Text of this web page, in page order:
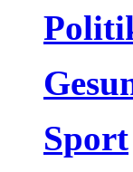
Sport